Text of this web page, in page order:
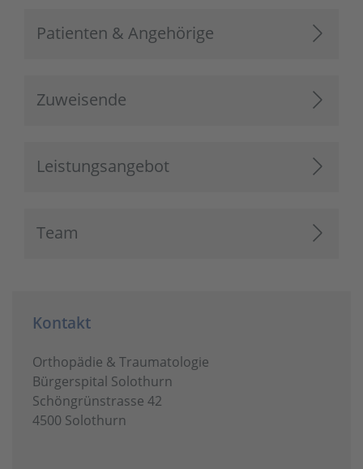
Patienten & Angehörige
Zuweisende
Leistungsangebot
Team
Kontakt
Orthopädie & Traumatologie
Bürgerspital Solothurn
Schöngrünstrasse 42
4500 Solothurn